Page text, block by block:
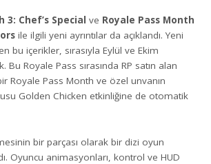
3: Chef’s Special ve Royale Pass Month
ile ilgili yeni ayrıntılar da açıklandı. Yeni
bu içerikler, sırasıyla Eylül ve Ekim
Bu Royale Pass sırasında RP satın alan
Royale Pass Month ve özel unvanın
Golden Chicken etkinliğine de otomatik
bir parçası olarak bir dizi oyun
Oyuncu animasyonları, kontrol ve HUD